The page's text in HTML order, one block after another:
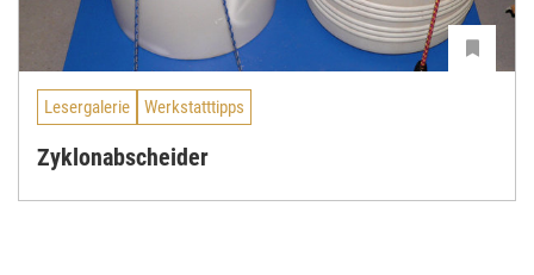
Lesergalerie Werkstatttipps
Zyklonabscheider